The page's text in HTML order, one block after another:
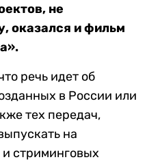
не
оказался и фильм
речь идет об
в России или
тех передач,
на
стриминговых